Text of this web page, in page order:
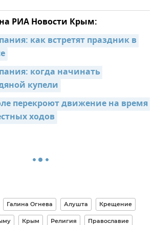
РИА Новости Крым:
как встретят праздник в
когда начинать
купели
перекроют движение на время
ходов
Галина Огнева Алушта Крещение
Крым Религия Православие